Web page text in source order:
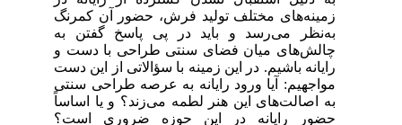
زمینه‌های مختلف تولید فرش، حضور آن کمرنگ
به‌نظر می‌رسد و باید در پی پاسخ گفتن به
چالش‌های میان فضای سنتی طراحی با دست و
رایانه باشیم. در این زمینه با سؤالاتی از این دست
مواجهیم: آیا ورود رایانه به عرصه طراحی سنتی
به اصالت‌های این هنر لطمه می‌زند؟ و یا اساساً
حضور رایانه در این حوزه ضروری است؟